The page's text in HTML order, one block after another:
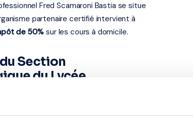
Fred Scamaroni Bastia se situe
partenaire certifié intervient à
de 50%sur les cours à domicile.
Section
du Lycée